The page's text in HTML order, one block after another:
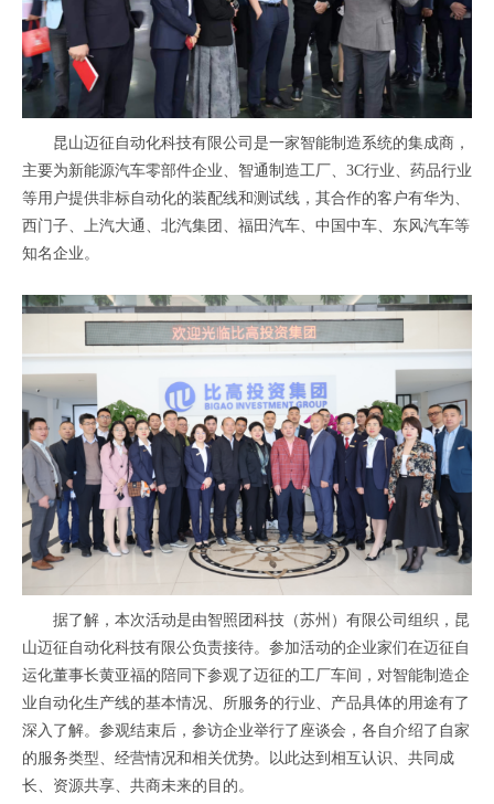
昆山迈征自动化科技有限公司是一家智能制造系统的集成商，
主要为新能源汽车零部件企业、智通制造工厂、3C行业、药品行业
等用户提供非标自动化的装配线和测试线，其合作的客户有华为、
西门子、上汽大通、北汽集团、福田汽车、中国中车、东风汽车等
知名企业。
据了解，本次活动是由智照团科技（苏州）有限公司组织，昆
山迈征自动化科技有限公负责接待。参加活动的企业家们在迈征自
运化董事长黄亚福的陪同下参观了迈征的工厂车间，对智能制造企
业自动化生产线的基本情况、所服务的行业、产品具体的用途有了
深入了解。参观结束后，参访企业举行了座谈会，各自介绍了自家
的服务类型、经营情况和相关优势。以此达到相互认识、共同成
长、资源共享、共商未来的目的。